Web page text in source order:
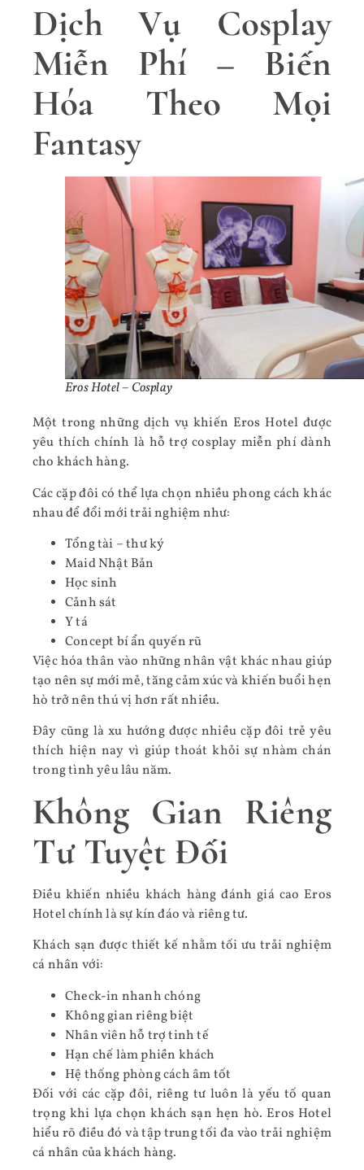
Dịch Vụ Cosplay
Miễn Phí – Biến
Hóa Theo Mọi
Fantasy
Eros Hotel – Cosplay
Một trong những dịch vụ khiến Eros Hotel được
yêu thích chính là hỗ trợ cosplay miễn phí dành
cho khách hàng.
Các cặp đôi có thể lựa chọn nhiều phong cách khác
nhau để đổi mới trải nghiệm như:
Tổng tài – thư ký
Maid Nhật Bản
Học sinh
Cảnh sát
Y tá
Concept bí ẩn quyến rũ
Việc hóa thân vào những nhân vật khác nhau giúp
tạo nên sự mới mẻ, tăng cảm xúc và khiến buổi hẹn
hò trở nên thú vị hơn rất nhiều.
Đây cũng là xu hướng được nhiều cặp đôi trẻ yêu
thích hiện nay vì giúp thoát khỏi sự nhàm chán
trong tình yêu lâu năm.
Không Gian Riêng
Tư Tuyệt Đối
Điều khiến nhiều khách hàng đánh giá cao Eros
Hotel chính là sự kín đáo và riêng tư.
Khách sạn được thiết kế nhằm tối ưu trải nghiệm
cá nhân với:
Check-in nhanh chóng
Không gian riêng biệt
Nhân viên hỗ trợ tinh tế
Hạn chế làm phiền khách
Hệ thống phòng cách âm tốt
Đối với các cặp đôi, riêng tư luôn là yếu tố quan
trọng khi lựa chọn khách sạn hẹn hò. Eros Hotel
hiểu rõ điều đó và tập trung tối đa vào trải nghiệm
cá nhân của khách hàng.